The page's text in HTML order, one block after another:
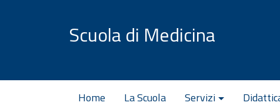
Scuola di Medicina
Home La Scuola Servizi